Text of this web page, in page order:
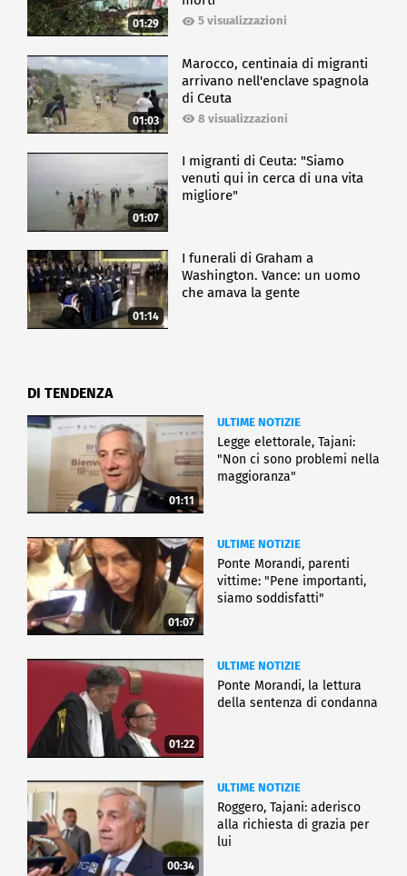
01:29 5 visualizzazioni
01:03
Marocco, centinaia di migranti
arrivano nell'enclave spagnola
di Ceuta
8 visualizzazioni
01:07
I migranti di Ceuta: "Siamo
venuti qui in cerca di una vita
migliore"
01:14
I funerali di Graham a
Washington. Vance: un uomo
che amava la gente
DI TENDENZA
01:11
ULTIME NOTIZIE
Legge elettorale, Tajani:
"Non ci sono problemi nella
maggioranza"
01:07
ULTIME NOTIZIE
Ponte Morandi, parenti
vittime: "Pene importanti,
siamo soddisfatti"
01:22
ULTIME NOTIZIE
Ponte Morandi, la lettura
della sentenza di condanna
00:34
ULTIME NOTIZIE
Roggero, Tajani: aderisco
alla richiesta di grazia per
lui